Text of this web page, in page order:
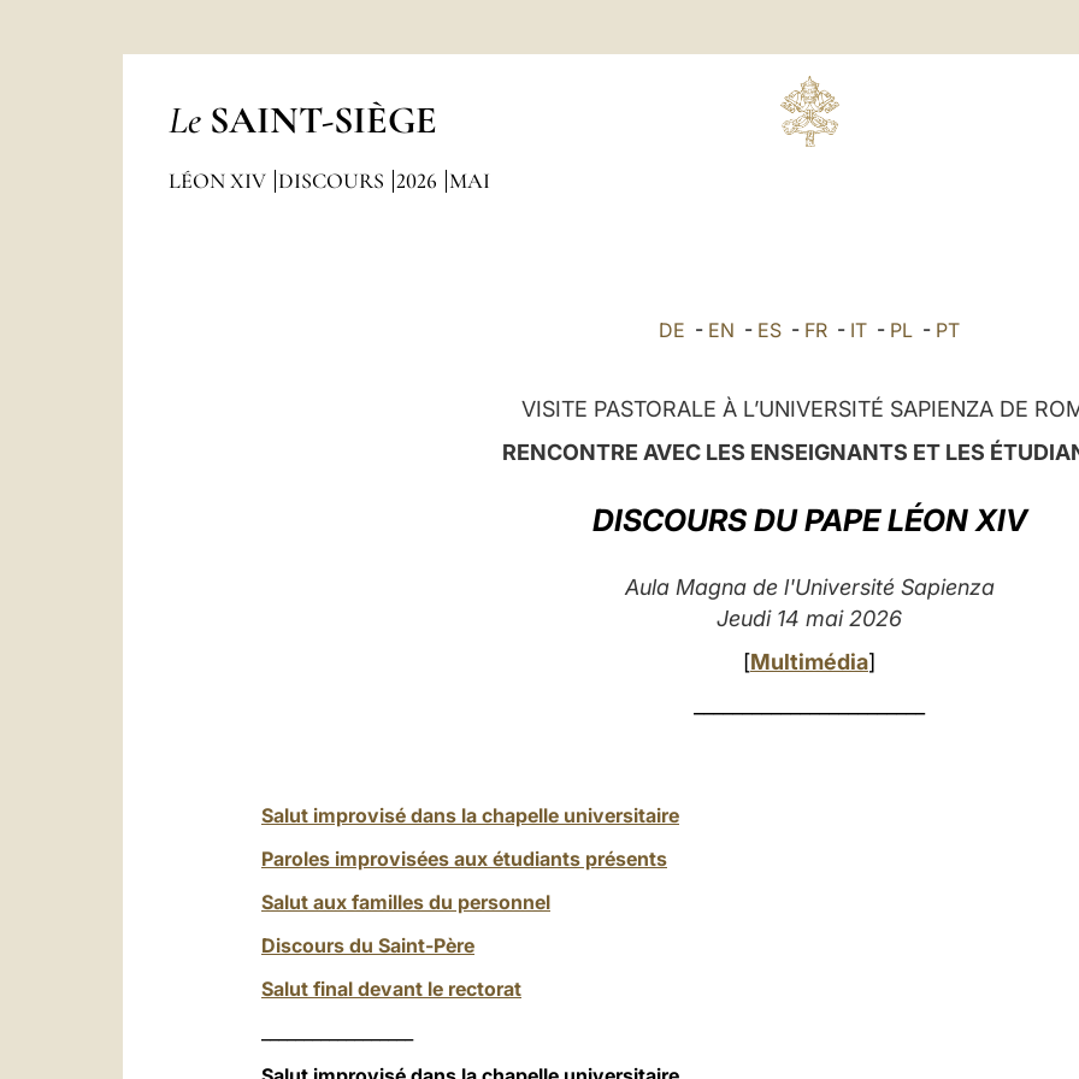
Le SAINT-SIÈGE
LÉON XIV DISCOURS 2026 MAI
DE - EN - ES - FR - IT - PL - PT
VISITE PASTORALE À L’UNIVERSITÉ SAPIENZA DE
RENCONTRE AVEC LES ENSEIGNANTS ET LES
DISCOURS DU PAPE LÉON XIV
Aula Magna de l'Université Sapienza
Jeudi 14 mai 2026
[Multimédia]
Salut improvisé dans la chapelle universitaire
Paroles improvisées aux étudiants présents
Salut aux familles du personnel
Discours du Saint-Père
Salut final devant le rectorat